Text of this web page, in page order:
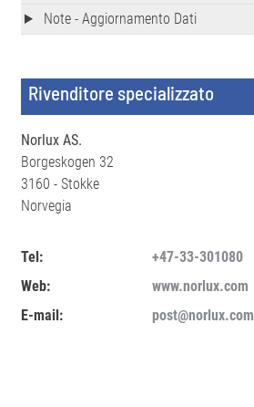
Note - Aggiornamento Dati
Rivenditore specializzato
Norlux AS.
Borgeskogen 32
3160 - Stokke
Norvegia
Tel:
+47-33-301080
Web:
www.norlux.com
E-mail:
post@norlux.com